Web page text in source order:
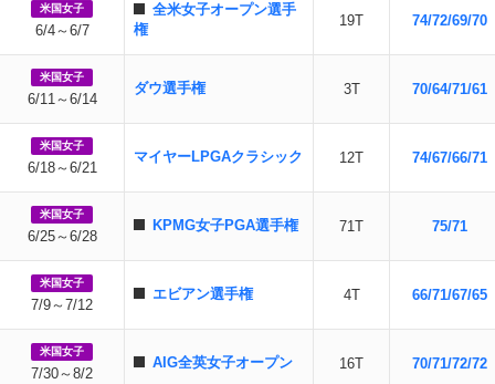
米国女子
6/4～6/7
全米女子オープン選手
権
19T 74/72/69/70
米国女子
6/11～6/14
ダウ選手権 3T 70/64/71/61
米国女子
6/18～6/21
マイヤーLPGAクラシック 12T 74/67/66/71
米国女子
6/25～6/28
KPMG女子PGA選手権 71T 75/71
米国女子
7/9～7/12
エビアン選手権 4T 66/71/67/65
米国女子
7/30～8/2
AIG全英女子オープン 16T 70/71/72/72